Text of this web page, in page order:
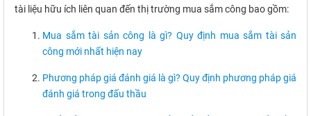
tài liệu hữu ích liên quan đến thị trường mua sắm công bao gồm:
Mua sắm tài sản công là gì? Quy định mua sắm tài sản
công mới nhất hiện nay
Phương pháp giá đánh giá là gì? Quy định phương pháp giá
đánh giá trong đấu thầu